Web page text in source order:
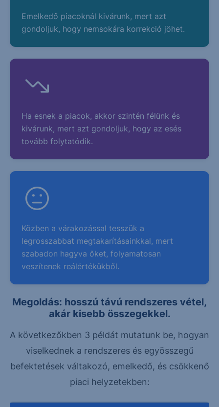
Emelkedő piacoknál kivárunk, mert azt
gondoljuk, hogy nemsokára korrekció jöhet.
Ha esnek a piacok, akkor szintén félünk és
kivárunk, mert azt gondoljuk, hogy az esés
tovább folytatódik.
Közben a várakozással tesszük a
legrosszabbat megtakarításainkkal, mert
szabadon hagyva őket, folyamatosan
veszítenek reálértékükből.
Megoldás: hosszú távú rendszeres vétel,
akár kisebb összegekkel.
A következőkben 3 példát mutatunk be, hogyan
viselkednek a rendszeres és egyösszegű
befektetések váltakozó, emelkedő, és csökkenő
piaci helyzetekben: